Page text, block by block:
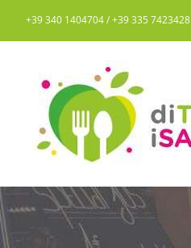
al
+39 340 1404704 / ‭+39 335 7423428‬